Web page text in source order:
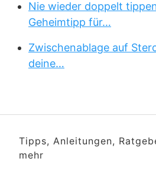
Nie wieder doppelt
Geheimtipp für…
Zwischenablage auf
deine…
Tipps, Anleitungen,
mehr